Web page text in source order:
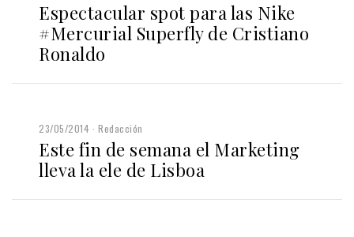
Espectacular spot para las Nike
#Mercurial Superfly de Cristiano
Ronaldo
23/05/2014 Redacción
Este fin de semana el Marketing
lleva la ele de Lisboa